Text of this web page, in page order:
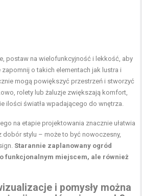
postaw na wielofunkcyjność i lekkość, aby
zapomnij o takich elementach jak lustra i
mogą powiększyć przestrzeń i stworzyć
rolety lub żaluzje zwiększają komfort,
ilości światła wpadającego do wnętrza.
na etapie projektowania znacznie ułatwia
dobór stylu – może to być nowoczesny,
Starannie zaplanowany ogród
funkcjonalnym miejscem, ale również
i pomysły można